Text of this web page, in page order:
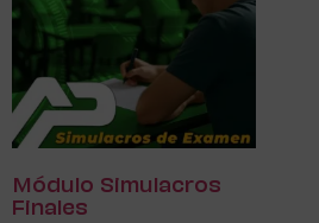
Módulo Simulacros
Finales